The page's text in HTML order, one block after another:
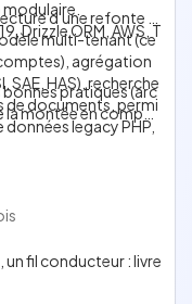
Drizzle ORM, AWS, T
d'une refonte S
multi-tenant (ce
agrégation
SAE, HAS), recherche
de documents, permi
legacy PHP,
Elasticsearch
bonnes pratiques (arc
la montée en compét
fil conducteur : livre